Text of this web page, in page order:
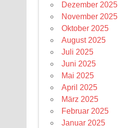
Dezember 2025
November 2025
Oktober 2025
August 2025
Juli 2025
Juni 2025
Mai 2025
April 2025
März 2025
Februar 2025
Januar 2025